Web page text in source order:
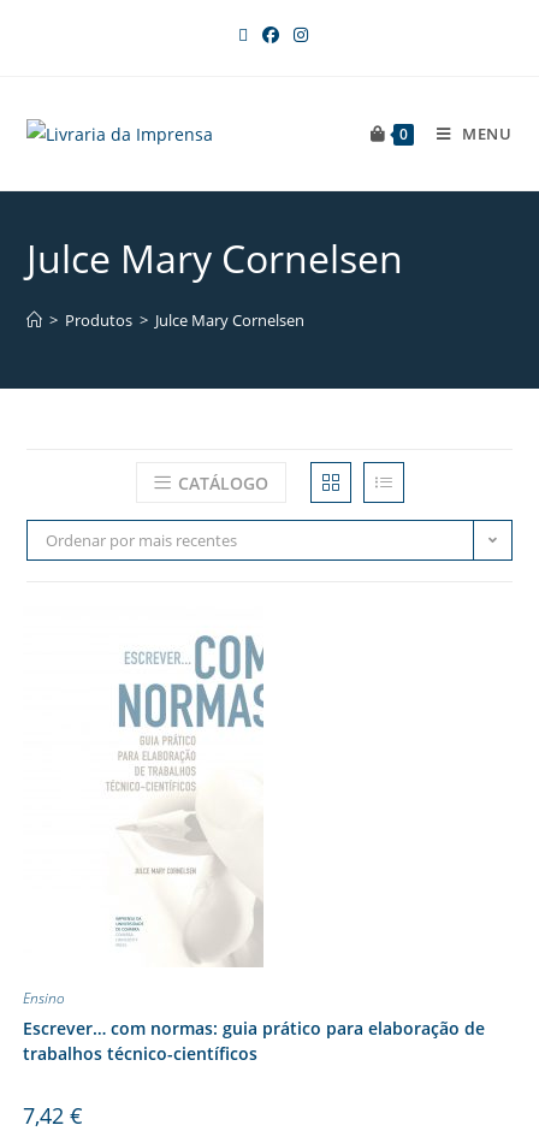
0 MENU
Julce Mary Cornelsen
> Produtos > Julce Mary Cornelsen
CATÁLOGO
Ordenar por mais recentes
Ensino
Escrever… com normas: guia prático para elaboração de
trabalhos técnico-científicos
7,42 €